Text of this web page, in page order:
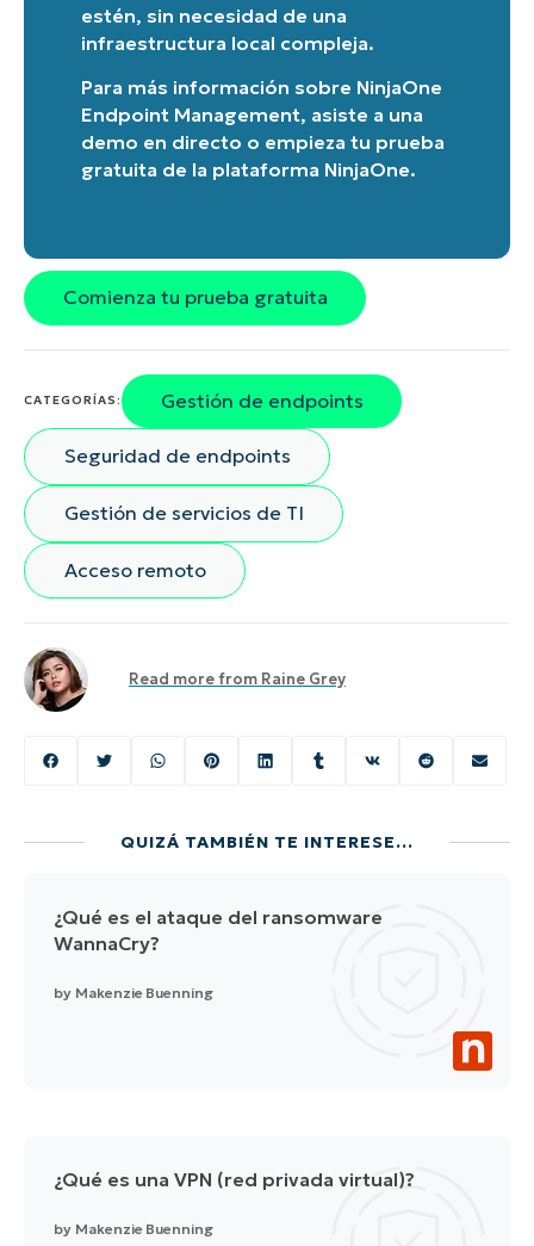
estén, sin necesidad de una
infraestructura local compleja.
Para más información sobre NinjaOne
Endpoint Management, asiste a una
demo en directo o empieza tu prueba
gratuita de la plataforma NinjaOne.
Comienza tu prueba gratuita
CATEGORÍAS: Gestión de endpoints
Seguridad de endpoints
Gestión de servicios de TI
Acceso remoto
Read more from Raine Grey
QUIZÁ TAMBIÉN TE INTERESE...
¿Qué es el ataque del ransomware
WannaCry?
by Makenzie Buenning
¿Qué es una VPN (red privada virtual)?
by Makenzie Buenning
Start your 14-day
No credit card required, full access
name*
email*
Phone
number*
País
name*